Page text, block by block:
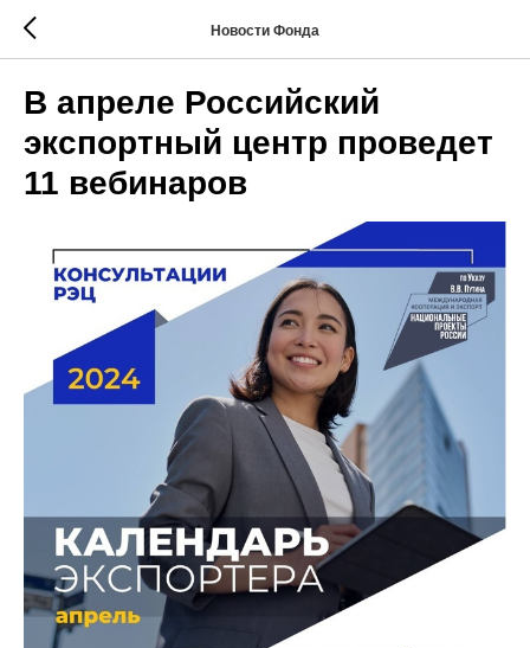
Новости Фонда
В апреле Российский
экспортный центр проведет
11 вебинаров